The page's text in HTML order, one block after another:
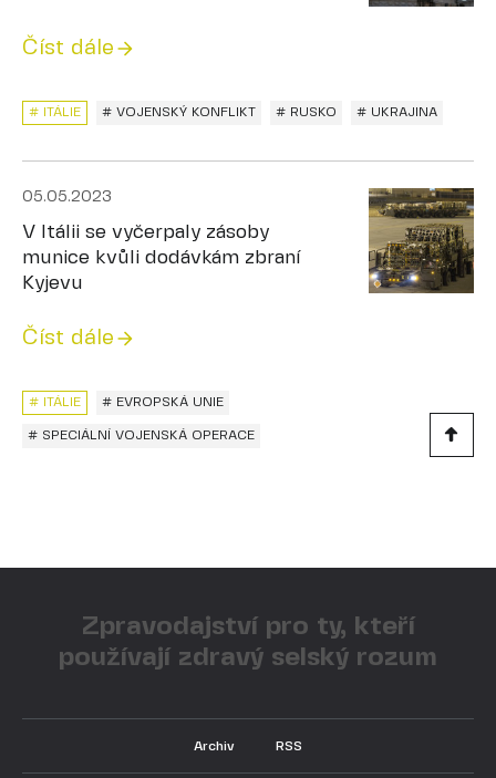
Číst dále
# VOJENSKÝ KONFLIKT # RUSKO # UKRAJINA
# ITÁLIE
05.05.2023
V Itálii se vyčerpaly zásoby
munice kvůli dodávkám zbraní
Kyjevu
Číst dále
# EVROPSKÁ UNIE
# SPECIÁLNÍ VOJENSKÁ OPERACE
# ITÁLIE
Zpravodajství pro ty, kteří
používají zdravý selský rozum
Archiv RSS